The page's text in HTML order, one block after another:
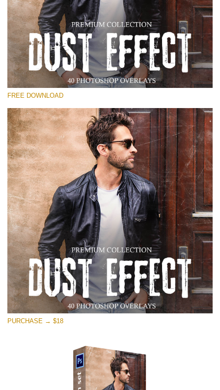
Te rog selecteaza
Free Photoshop Overlay
Small 800*533px
Dust Effect
(40 Overlays)
Entire Collection
(1783 Overlays)
Large 6000*4000px
Descărcare gratuită
FREE DOWNLOAD
PURCHASE → $18